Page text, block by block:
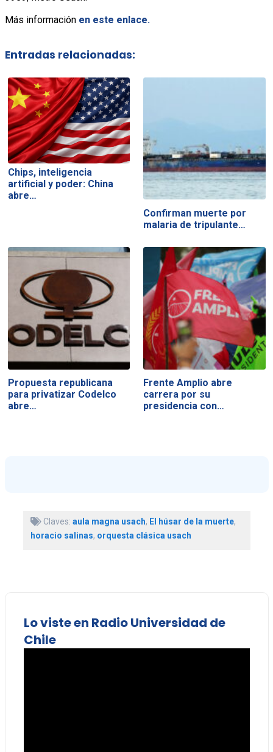
Más información en este enlace.
Entradas relacionadas:
Chips, inteligencia
artificial y poder: China
abre…
Confirman muerte por
malaria de tripulante…
Propuesta republicana
para privatizar Codelco
abre…
Frente Amplio abre
carrera por su
presidencia con…
Claves: aula magna usach, El húsar de la muerte,
horacio salinas, orquesta clásica usach
Lo viste en Radio Universidad de
Chile